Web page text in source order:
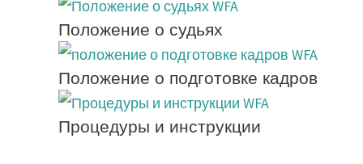
Положение о судьях
Положение о подготовке кадров
Процедуры и инструкции